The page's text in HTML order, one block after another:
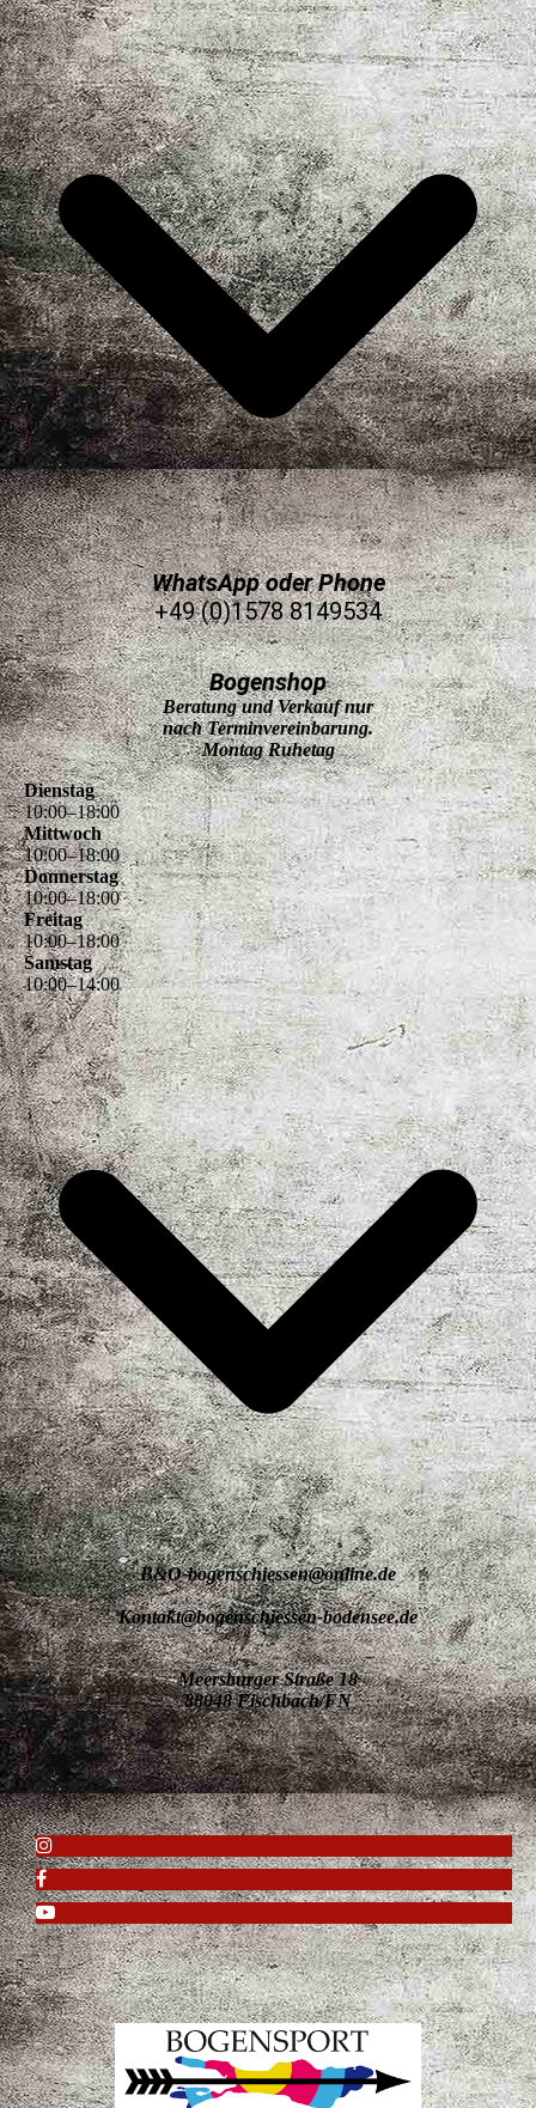
WhatsApp oder Phone
+49 (0)1578 8149534
Bogenshop
Beratung und Verkauf nur
nach Terminvereinbarung.
Montag Ruhetag
Dienstag
10:00–18:00
Mittwoch
10:00–18:00
Donnerstag
10:00–18:00
Freitag
10:00–18:00
Samstag
10:00–14:00
B&O-bogenschiessen@online.de
Kontakt@bogenschiessen-bodensee.de
Meersburger Straße 18
88048 Fischbach/FN